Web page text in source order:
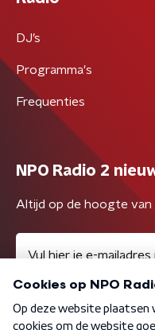
DJ’s
Programma's
Frequenties
NPO Radio 2
Altijd op de hoogte van